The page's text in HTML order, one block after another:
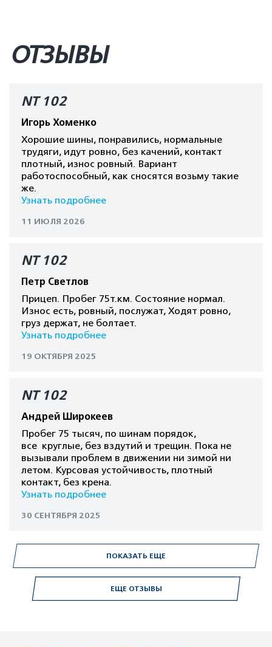
ЕЩЕ ОТЗЫВЫ
ОТЗЫВЫ
NT 102
Игорь Хоменко
Хорошие шины, понравились, нормальные
трудяги, идут ровно, без качений, контакт
плотный, износ ровный. Вариант
работоспособный, как сносятся возьму такие
же.
Узнать подробнее
11 ИЮЛЯ 2026
NT 102
Петр Светлов
Прицеп. Пробег 75т.км. Состояние нормал.
Износ есть, ровный, послужат, Ходят ровно,
груз держат, не болтает.
Узнать подробнее
19 ОКТЯБРЯ 2025
NT 102
Андрей Широкеев
Пробег 75 тысяч, по шинам порядок,
все круглые, без вздутий и трещин. Пока не
вызывали проблем в движении ни зимой ни
летом. Курсовая устойчивость, плотный
контакт, без крена.
Узнать подробнее
30 СЕНТЯБРЯ 2025
ПОКАЗАТЬ ЕЩЕ